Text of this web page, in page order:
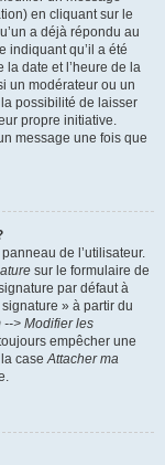
en cliquant sur le
a déjà répondu au
indiquant qu’il a été
la date et l’heure de la
un modérateur ou un
possibilité de laisser
propre initiative.
message une fois que
de l’utilisateur.
sur le formulaire de
par défaut à
» à partir du
--> Modifier les
empêcher une
la caseAttacher ma